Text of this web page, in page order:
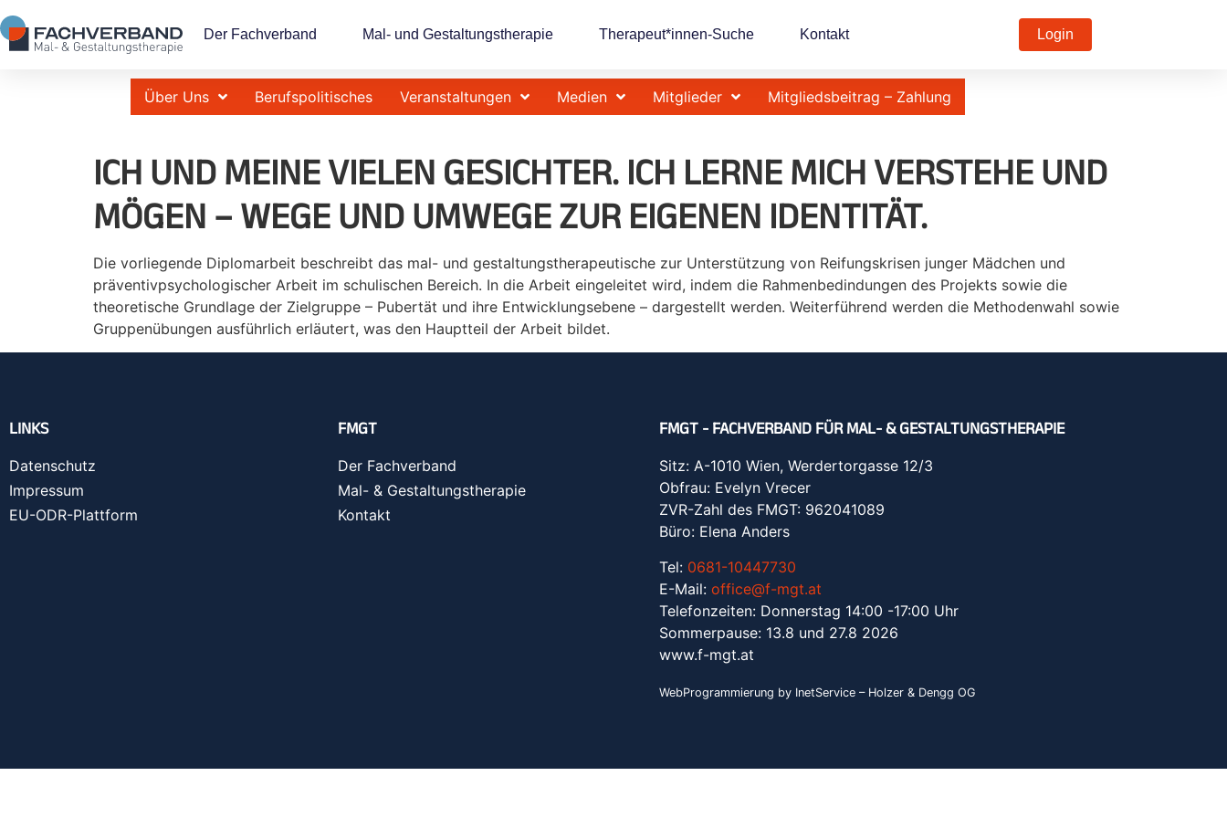
Der Fachverband Mal- und Gestaltungstherapie Therapeut*innen-Suche Kontakt Login
Über Uns Berufspolitisches Veranstaltungen Medien Mitglieder Mitgliedsbeitrag – Zahlung
ICH UND MEINE VIELEN GESICHTER. ICH LERNE MICH VERSTEHE UND
MÖGEN – WEGE UND UMWEGE ZUR EIGENEN IDENTITÄT.
Die vorliegende Diplomarbeit beschreibt das mal- und gestaltungstherapeutische zur Unterstützung von Reifungskrisen junger Mädchen und
präventivpsychologischer Arbeit im schulischen Bereich. In die Arbeit eingeleitet wird, indem die Rahmenbedindungen des Projekts sowie die
theoretische Grundlage der Zielgruppe – Pubertät und ihre Entwicklungsebene – dargestellt werden. Weiterführend werden die Methodenwahl sowie
Gruppenübungen ausführlich erläutert, was den Hauptteil der Arbeit bildet.
LINKS
Datenschutz
Impressum
EU-ODR-Plattform
FMGT
Der Fachverband
Mal- & Gestaltungstherapie
Kontakt
FMGT - FACHVERBAND FÜR MAL- & GESTALTUNGSTHERAPIE
Sitz: A-1010 Wien, Werdertorgasse 12/3
Obfrau: Evelyn Vrecer
ZVR-Zahl des FMGT: 962041089
Büro: Elena Anders
Tel: 0681-10447730
E-Mail: office@f-mgt.at
Telefonzeiten: Donnerstag 14:00 -17:00 Uhr
Sommerpause: 13.8 und 27.8 2026
www.f-mgt.at
WebProgrammierung by InetService – Holzer & Dengg OG